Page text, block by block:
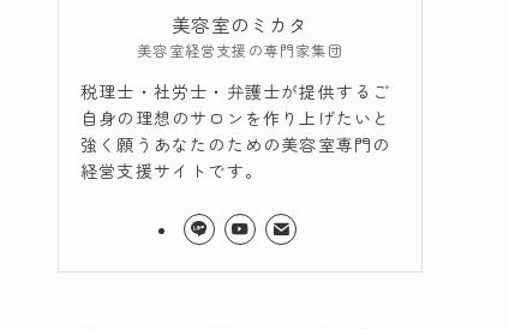
美容室のミカタ
美容室経営支援の専門家集団
税理士・社労士・弁護士が提供するご
自身の理想のサロンを作り上げたいと
強く願うあなたのための美容室専門の
経営支援サイトです。